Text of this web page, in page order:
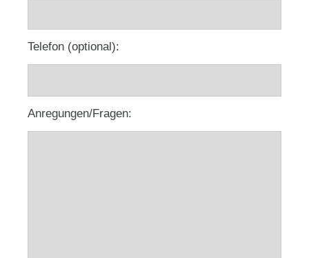
Telefon (optional):
Anregungen/Fragen: